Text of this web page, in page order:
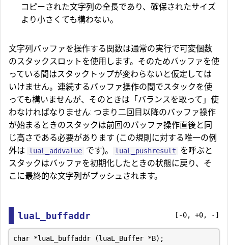
コピーされた文字列の全長であり、確保されたサイズ
より小さくても構わない。
文字列バッファを操作する関数は通常の実行で可変個数
のスタックスロットを使用します。そのためバッファを使
っている間はスタックトップが変わらないと仮定しては
いけません。連続するバッファ操作の間でスタックを使
っても構いませんが、そのときは「バランスを取って」使
わなければなりません: つまり二回目以降のバッファ操作
が始まるときのスタックは前回のバッファ操作直後と同
じ高さである必要があります (この規則に対する唯一の例
外は
luaL_addvalue です)。 luaL_pushresult
を呼ぶと
スタックはバッファを初期化したときの状態に戻り、そ
こに最終的な文字列がプッシュされます。
luaL_buffaddr [-0, +0, -]